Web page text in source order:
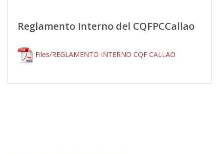
Reglamento Interno del CQFPCCallao
Files/REGLAMENTO INTERNO CQF CALLAO